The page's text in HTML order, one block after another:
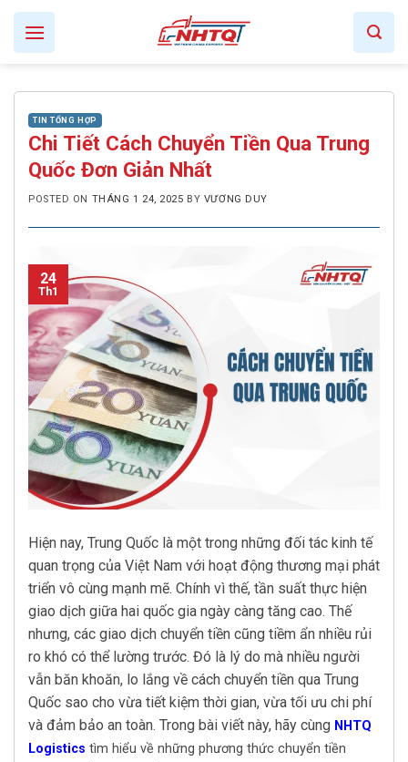
Skip
content
TIN TỔNG HỢP
Chi Tiết Cách Chuyển Tiền Qua Trung
Quốc Đơn Giản Nhất
POSTED ON THÁNG 1 24, 2025 BY VƯƠNG DUY
24
Th1
Hiện nay, Trung Quốc là một trong những đối tác kinh tế
quan trọng của Việt Nam với hoạt động thương mại phát
triển vô cùng mạnh mẽ. Chính vì thế, tần suất thực hiện
giao dịch giữa hai quốc gia ngày càng tăng cao. Thế
nhưng, các giao dịch chuyển tiền cũng tiềm ẩn nhiều rủi
ro khó có thể lường trước. Đó là lý do mà nhiều người
vẫn băn khoăn, lo lắng về cách chuyển tiền qua Trung
Quốc sao cho vừa tiết kiệm thời gian, vừa tối ưu chi phí
và đảm bảo an toàn. Trong bài viết này, hãy cùng NHTQ
Logistics tìm hiểu về những phương thức chuyển tiền